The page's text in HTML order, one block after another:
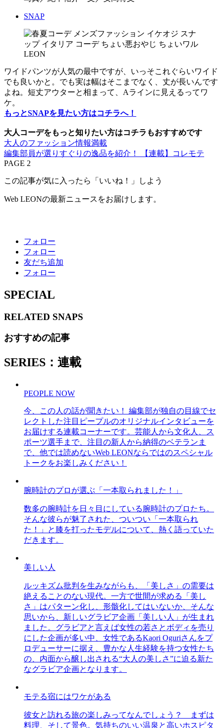
SNAP
ワイドパンツが人気の最中ですが、いっそこれぐらいワイド
でも良いかと。でも実は幅はそこまでなく、丈が長いんです
よね。短丈アウターと相まって、Aラインに見えるってワ
ケ。
もっとSNAPを見たい方はコチラへ！
大人コーデをもっと知りたい方はコチラもおすすめです
大人のファッション情報満載
編集部員が選りすぐりの逸品を紹介！ 【連載】コレモテ
PAGE 2
この記事が気に入ったら「いいね！」しよう
Web LEONの最新ニュースをお届けします。
フォロー
フォロー
友だち追加
フォロー
SPECIAL
RELATED SNAPS
おすすめの記事
SERIES：連載
PEOPLE NOW
今、この人の話が聞きたい！ 編集部が独自の目線でセ
レクトした注目ピープルのオリジナルインタビューを
お届けする連載コーナーです。芸能人から文化人、ス
ポーツ選手まで、注目の新人から納得のベテランま
で、他では読めないWeb LEONならではのスペシャル
トークをお楽しみください！
腕時計のプロが選ぶ「一本取られました！」
数多の腕時計を日々目にしている腕時計のプロたち。
そんな彼らが魅了された、ついつい「一本取られ
た！」と膝を打ったモデルについて、熱く語っていた
だきます。
美しい人
ルッキズム批判を生みながらも、「美しさ」の需要は
絶えることのない現代。一方で世間が求める「美し
さ」はパターン化し、形骸化してはいないか、そんな
思いから、新しいグラビア企画「美しい人」が生まれ
ました。グラビアと言えば女性の若さとボディを売り
にした企画が多い中、女性であるKaori Oguriさんをプ
ロデューサーに据え、豊かな人生経験を持つ女性たち
の、内面から醸し出される“大人の美しさ”に迫る新た
なグラビア企画となります。
モテる宿にはワケがある
彼女と訪れる旅の楽しみってなんでしょう？ まずは
料理、そして景色。気持ちのいい温泉と高いホスピタ